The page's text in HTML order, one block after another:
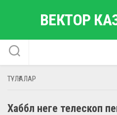
ВЕКТОР
ТҰЛҒАЛАР
Хаббл неге телескоп